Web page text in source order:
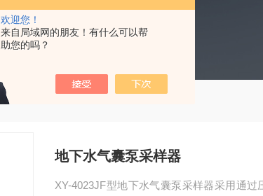
欢迎您！
来自局域网的朋友！有什么可以帮
助您的吗？
地下水气囊泵采样器
XY-4023JF型地下水气囊泵采样器采用通